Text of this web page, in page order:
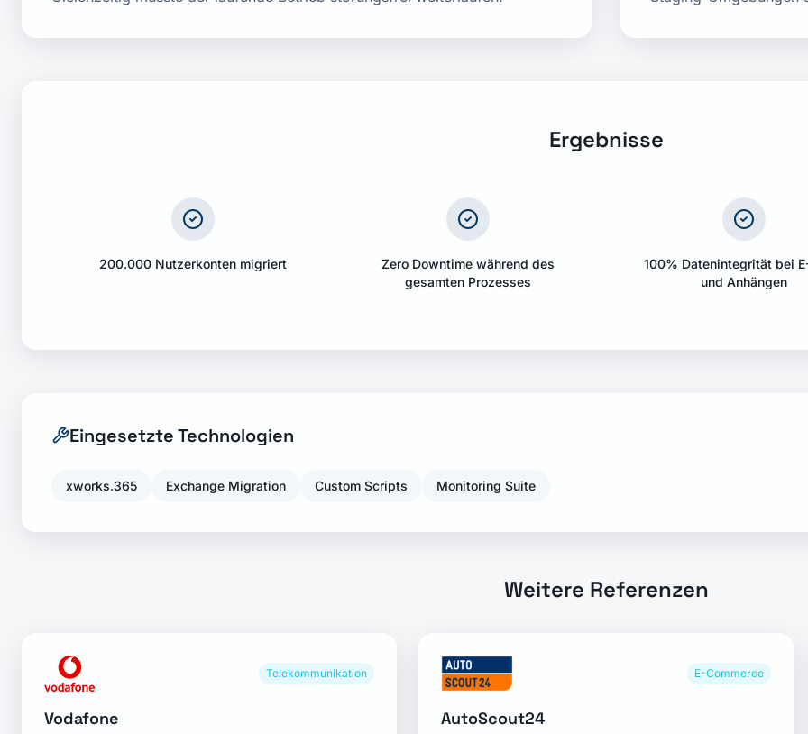
Ergebnisse
200.000 Nutzerkonten migriert
Zero Downtime während des
gesamten Prozesses
100% Datenintegrität bei
und Anhängen
Eingesetzte Technologien
xworks.365 Exchange Migration Custom Scripts Monitoring Suite
Weitere Referenzen
Telekommunikation
Vodafone
E-Commerce
AutoScout24